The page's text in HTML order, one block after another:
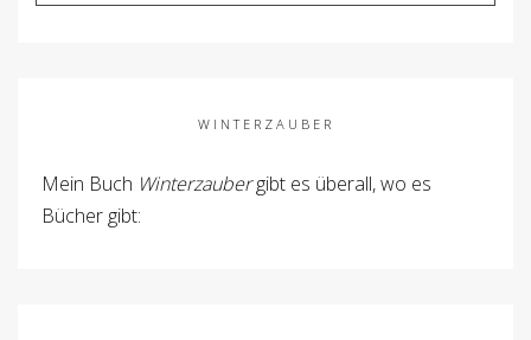
WINTERZAUBER
Mein Buch Winterzaubergibt es überall, wo es
Bücher gibt: